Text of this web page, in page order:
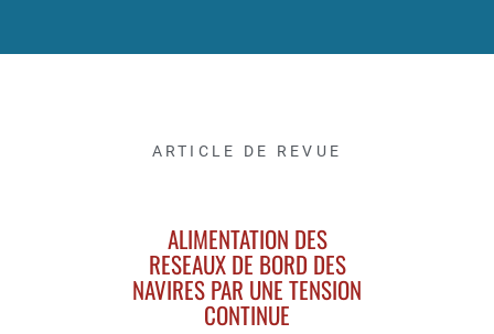
ARTICLE DE REVUE
ALIMENTATION DES
RESEAUX DE BORD DES
NAVIRES PAR UNE TENSION
CONTINUE